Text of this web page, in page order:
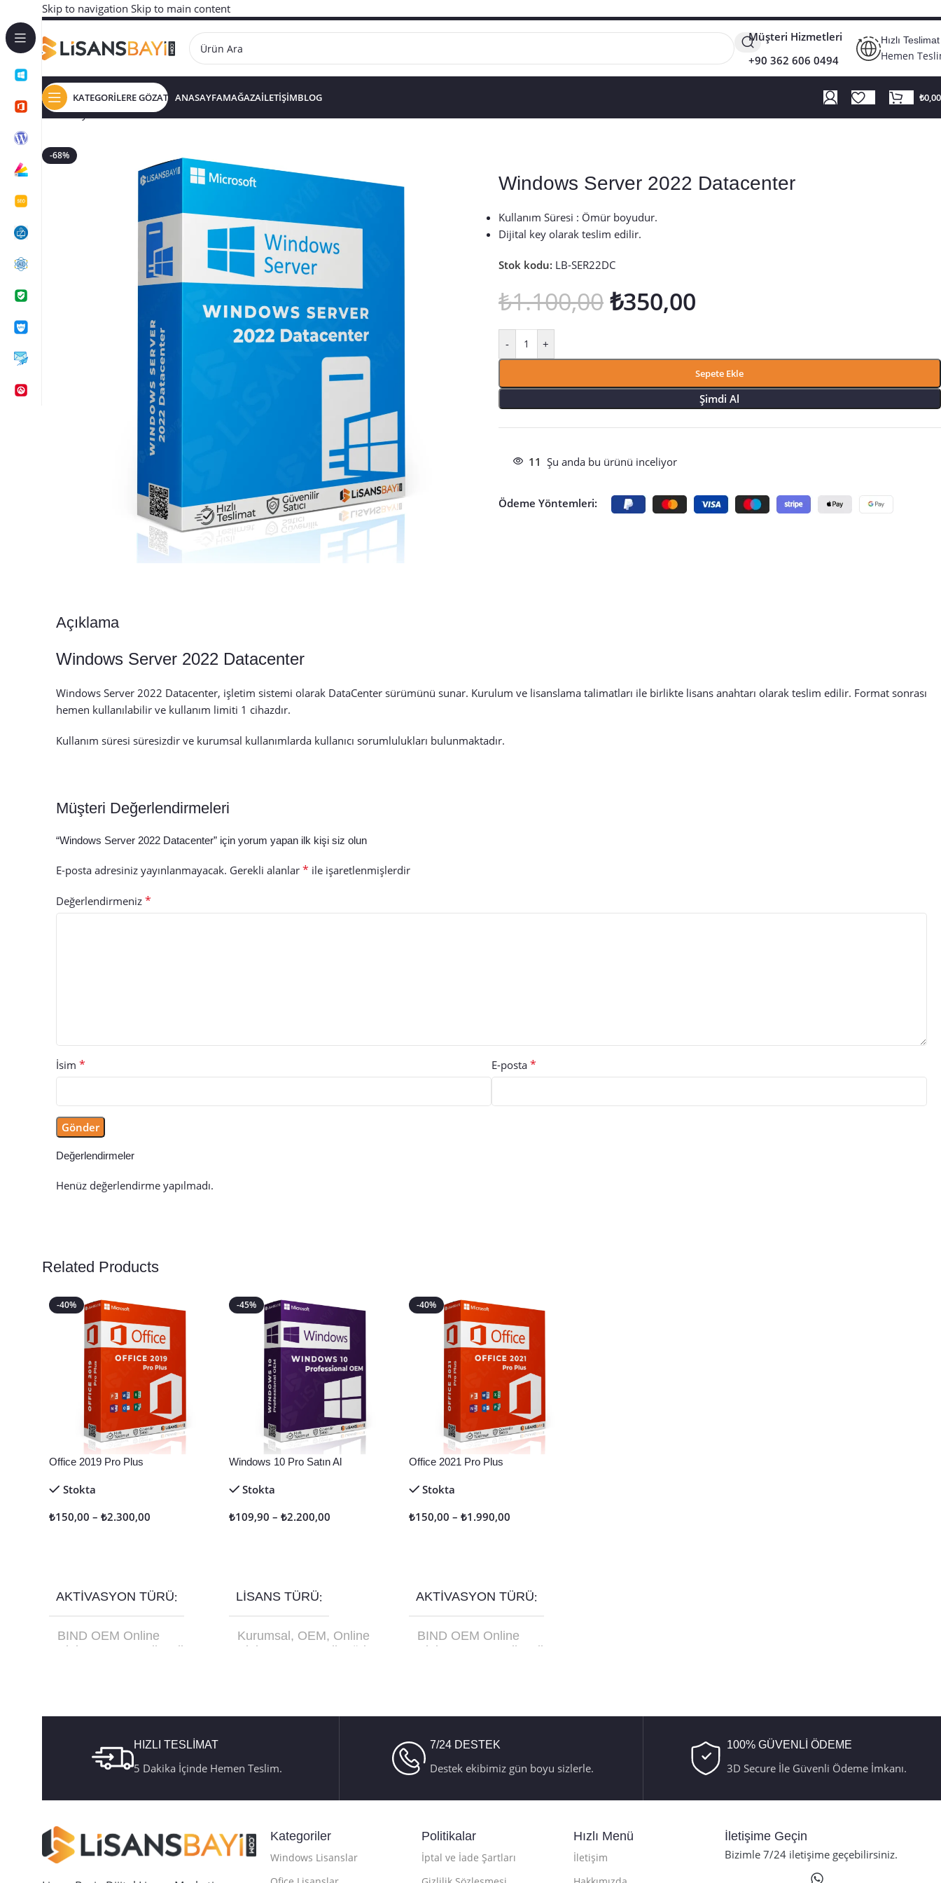
Skip to navigation Skip to main content
Müşteri Hizmetleri
+90 362 606 0494
Hızlı Teslimat
Hemen
KATEGORİLERE GÖZAT ANASAYFAMAĞAZAİLETİŞİMBLOG ₺0,00
Ana Sayfa/ WİNDOWS LİSANSLARI
-68%
Windows Server 2022 Datacenter
Kullanım Süresi : Ömür boyudur.
Dijital key olarak teslim edilir.
Stok kodu: LB-SER22DC
₺1.100,00₺350,00
- +
Sepete Ekle
Şimdi Al
11 Şu anda bu ürünü inceliyor
Ödeme Yöntemleri:
Açıklama
Windows Server 2022 Datacenter
Windows Server 2022 Datacenter, işletim sistemi olarak DataCenter sürümünü sunar. Kurulum ve lisanslama talimatları ile birlikte lisans anahtarı olarak teslim edilir. Format sonrası
hemen kullanılabilir ve kullanım limiti 1 cihazdır.
Kullanım süresi süresizdir ve kurumsal kullanımlarda kullanıcı sorumlulukları bulunmaktadır.
Müşteri Değerlendirmeleri
Değerlendirmeler
Henüz değerlendirme yapılmadı.
“Windows Server 2022 Datacenter” için yorum yapan ilk kişi siz olun
E-posta adresiniz yayınlanmayacak. Gerekli alanlar * ile işaretlenmişlerdir
Değerlendirmeniz *
İsim * E-posta *
Related Products
-40%
Office 2019 Pro Plus
Stokta
₺150,00 – ₺2.300,00
AKTIVASYON TÜRÜ
BIND OEM Online
Aktivasyon
Retail Online
-45%
Windows 10 Pro Satın Al
Stokta
₺109,90 – ₺2.200,00
LISANS TÜRÜ
Kurumsal , OEM, Online
Aktivasyon
Retail
Türkçe
-40%
Office 2021 Pro Plus
Stokta
₺150,00 – ₺1.990,00
AKTIVASYON TÜRÜ
BIND OEM Online
Aktivasyon
Retail Online
HIZLI TESLİMAT
5 Dakika İçinde Hemen Teslim.
7/24 DESTEK
Destek ekibimiz gün boyu sizlerle.
100% GÜVENLİ ÖDEME
3D Secure İle Güvenli Ödeme İmkanı.
Kategoriler
Windows Lisanslar
Politikalar
İptal ve İade Şartları
Hızlı Menü
İletişim
İletişime Geçin
Bizimle 7/24 iletişime geçebilirsiniz.